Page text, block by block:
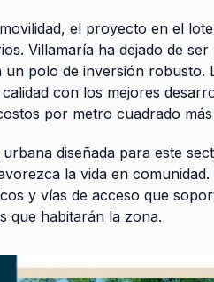
el proyecto en el
Villamaría ha dejado de
polo de inversión robusto.
con los mejores
por metro cuadrado
diseñada para este
la vida en
y vías de acceso que
que habitarán la zona.